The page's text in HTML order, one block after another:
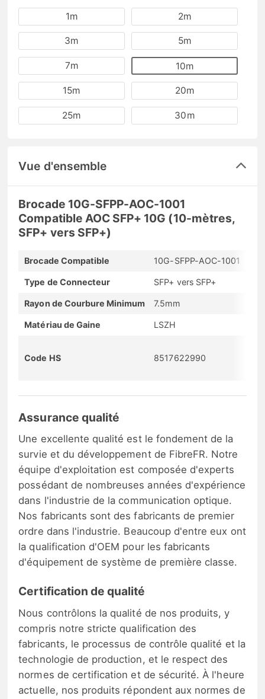
1m 2m
3m 5m
7m 10m
15m 20m
25m 30m
Vue d'ensemble
Brocade 10G-SFPP-AOC-1001
Compatible AOC SFP+ 10G (10-mètres,
SFP+ vers SFP+)
Brocade Compatible 10G-SFPP-AOC-1001
Type de Connecteur SFP+ vers SFP+
Rayon de Courbure Minimum 7.5mm
Matériau de Gaine LSZH
Code HS 8517622990
Assurance qualité
Une excellente qualité est le fondement de la
survie et du développement de FibreFR. Notre
équipe d'exploitation est composée d'experts
possédant de nombreuses années d'expérience
dans l'industrie de la communication optique.
Nos fabricants sont des fabricants de premier
ordre dans l'industrie. Beaucoup d'entre eux ont
la qualification d'OEM pour les fabricants
d'équipement de système de première classe.
Certification de qualité
Nous contrôlons la qualité de nos produits, y
compris notre stricte qualification des
fabricants, le processus de contrôle qualité et la
technologie de production, et le respect des
normes de certification et de sécurité. À l'heure
actuelle, nos produits répondent aux normes de